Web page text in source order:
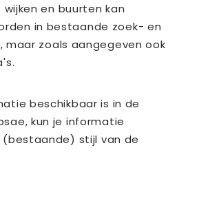
en buurten kan
in bestaande zoek- en
maar zoals aangegeven ook
beschikbaar is in de
kun je informatie
(bestaande) stijl van de